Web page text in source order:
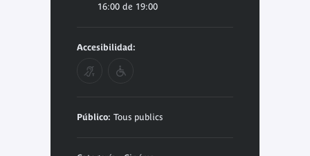
16:00 de 19:00
Accesibilidad:
Público: Tous publics